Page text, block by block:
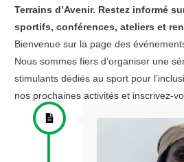
Terrains d’Avenir. Restez informé
sportifs, conférences, ateliers et
Bienvenue sur la page des
Nous sommes fiers d’organiser une
stimulants dédiés au sport pour
nos prochaines activités et inscrivez-